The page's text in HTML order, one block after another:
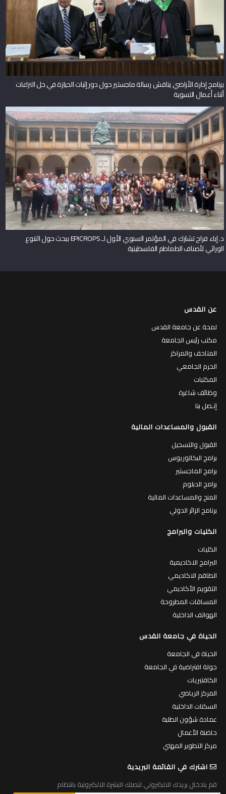
برنامج إدارة الأراضي يناقش رسالة ماجستير حول دور إثبات الحيازة في حل النزاعات
أثناء أعمال التسوية
د. إباء فراح تشارك في المؤتمر السنوي الأول لـ EPICROPS ببحث حول التنوع
الوراثي لأصناف الطماطم الفلسطينية
عن القدس
لمحة عن جامعة القدس
مكتب رئيس الجامعة
المتاحف والمراكز
الحرم الجامعي
المكتبات
وظائف شاغرة
إتـصل بنا
القبول والمساعدات المالية
القبول والتسجيل
برامج البكالوريوس
برامج الماجستير
برامج الدبلوم
المنح والمساعدات المالية
برنامج الزائر الدولي
الكليات والبرامج
الكليات
البرامج الاكاديمية
الطاقم الاكاديمي
التقويم الأكاديمي
المساقات المطروحة
الهواتف الداخلية
الحياة في جامعة القدس
الحياة في الجامعة
جولة افتراضية في الجامعة
الكافتيريات
المركز الرياضي
السكنات الداخلية
عمادة شؤون الطلبة
حاضنة الأعمال
مركز التطوير المهني
اشترك في القائمة البريدية
قم بادخال بريدك الالكتروني لتصلك النشرة الالكترونية بانتظام